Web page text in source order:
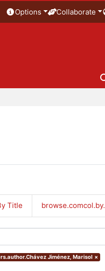
Options Collaborate
Title
Jiménez, Marisol ×